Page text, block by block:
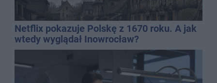
Netflix pokazuje Polskę z 1670 roku. A jak
wtedy wyglądał Inowrocław?